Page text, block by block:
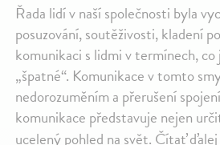
Řada lidí v naší společnosti byla
posuzování, soutěživosti, kladení
komunikaci s lidmi v termínech, co
„špatné“. Komunikace v tomto
nedorozuměním a přerušení
komunikace představuje nejen
ucelený pohled na svět. Čítať ďalej